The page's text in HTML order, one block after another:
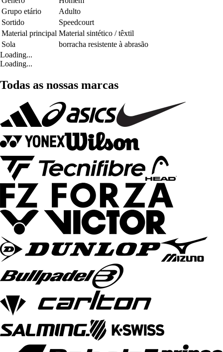
Grupo etário
Adulto
Sortido
Speedcourt
Material principal Material sintético / têxtil
Sola
borracha resistente à abrasão
Loading...
Loading...
Todas as nossas marcas